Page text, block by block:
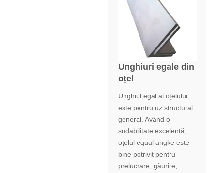
Unghiuri egale din
oțel
Unghiul egal al oțelului
este pentru uz structural
general. Având o
sudabilitate excelentă,
oțelul equal angke este
bine potrivit pentru
prelucrare, găurire,